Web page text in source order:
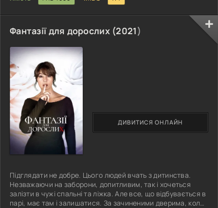
Фантазії для дорослих (2021)
Підглядати не добре. Цього людей вчать з дитинства.
Незважаючи на заборони, допитливим, так і хочеться
залізти в чужі спальні та ліжка. Але все, що відбувається в
парі, має там і залишатися. За зачиненими дверима, коли
ДИВИТИСЯ ОНЛАЙН